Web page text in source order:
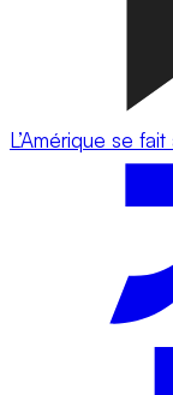
L’Amérique se